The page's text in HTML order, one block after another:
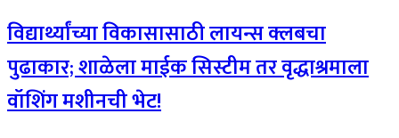
विद्यार्थ्यांच्या विकासासाठी लायन्स क्लबचा
पुढाकार; शाळेला माईक सिस्टीम तर वृद्धाश्रमाला
वॉशिंग मशीनची भेट!